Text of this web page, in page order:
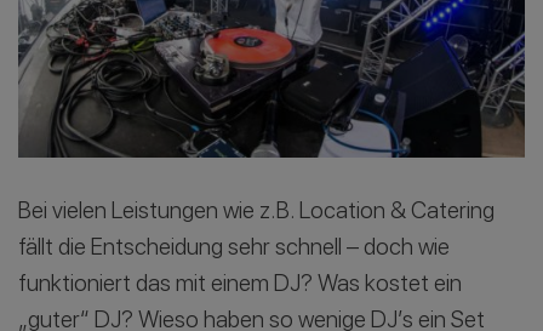
Bei vielen Leistungen wie z.B. Location & Catering
fällt die Entscheidung sehr schnell – doch wie
funktioniert das mit einem DJ? Was kostet ein
„guter“ DJ? Wieso haben so wenige DJ’s ein Set